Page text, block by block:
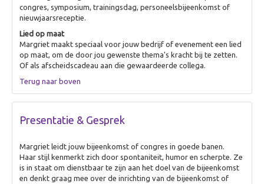
congres, symposium, trainingsdag, personeelsbijeenkomst of
nieuwjaarsreceptie.
Lied op maat
Margriet maakt speciaal voor jouw bedrijf of evenement een lied
op maat, om de door jou gewenste thema's kracht bij te zetten.
Of als afscheidscadeau aan die gewaardeerde collega.
Terug naar boven
Presentatie & Gesprek
Margriet leidt jouw bijeenkomst of congres in goede banen.
Haar stijl kenmerkt zich door spontaniteit, humor en scherpte. Ze
is in staat om dienstbaar te zijn aan het doel van de bijeenkomst
en denkt graag mee over de inrichting van de bijeenkomst of